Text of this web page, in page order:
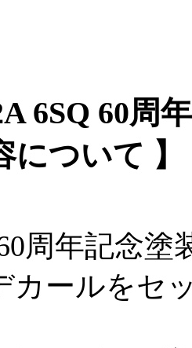
6SQ 60周
ついて 】
周年記念塗
ールをセ